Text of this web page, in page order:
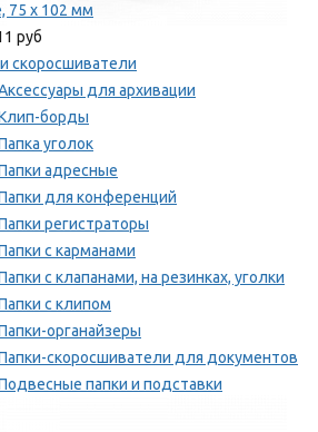
75 х 102 мм
руб
скоросшиватели
для архивации
борды
уголок
адресные
для конференций
регистраторы
с карманами
с клапанами, на резинках, уголки
с клипом
органайзеры
скоросшиватели для документов
папки и подставки